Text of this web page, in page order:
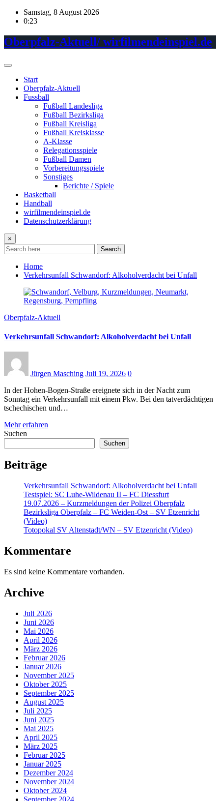
Skip
Samstag, 8 August 2026
0:23
Oberpfalz-Aktuell/ wirfilmendeinspiel.de
Start
Oberpfalz-Aktuell
Fussball
Fußball Landesliga
Fußball Bezirksliga
Fußball Kreisliga
Fußball Kreisklasse
A-Klasse
Relegationsspiele
Fußball Damen
Vorbereitungsspiele
Sonstiges
Berichte / Spiele
Basketball
Handball
wirfilmendeinspiel.de
Datenschutzerklärung
×
Search
Home
Verkehrsunfall Schwandorf: Alkoholverdacht bei Unfall
Oberpfalz-Aktuell
Verkehrsunfall Schwandorf: Alkoholverdacht bei Unfall
Jürgen Masching Juli 19, 2026 0
In der Hohen-Bogen-Straße ereignete sich in der Nacht zum
Sonntag ein Verkehrsunfall mit einem Pkw. Bei den tatverdächtigen
tschechischen und…
Mehr erfahren
Suchen
Suchen
Beiträge
Verkehrsunfall Schwandorf: Alkoholverdacht bei Unfall
Testspiel: SC Luhe-Wildenau II – FC Diessfurt
19.07.2026 – Kurzmeldungen der Polizei Oberpfalz
Bezirksliga Oberpfalz – FC Weiden-Ost – SV Etzenricht
(Video)
Totopokal SV Altenstadt/WN – SV Etzenricht (Video)
Kommentare
Es sind keine Kommentare vorhanden.
Archive
Juli 2026
Juni 2026
Mai 2026
April 2026
März 2026
Februar 2026
Januar 2026
November 2025
Oktober 2025
September 2025
August 2025
Juli 2025
Juni 2025
Mai 2025
April 2025
März 2025
Februar 2025
Januar 2025
Dezember 2024
November 2024
Oktober 2024
September 2024